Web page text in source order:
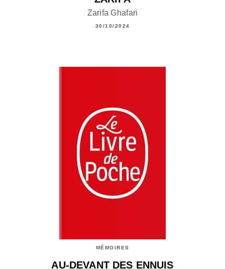
Zarifa Ghafari
30/10/2024
MÉMOIRES
AU-DEVANT DES ENNUIS